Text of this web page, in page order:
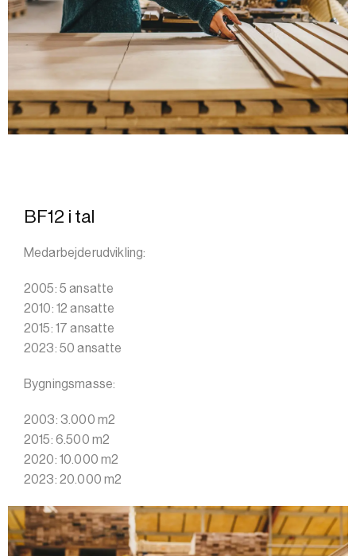
BF12 i tal
Medarbejderudvikling:
2005: 5 ansatte
2010: 12 ansatte
2015: 17 ansatte
2023: 50 ansatte
Bygningsmasse:
2003: 3.000 m2
2015: 6.500 m2
2020: 10.000 m2
2023: 20.000 m2